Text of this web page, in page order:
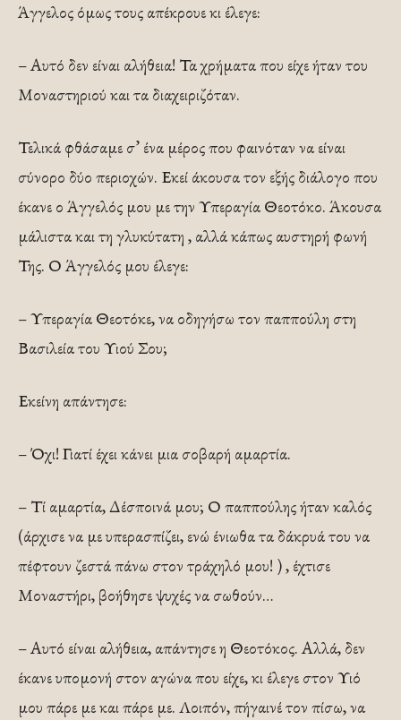
Άγγελος όμως τους απέκρουε κι έλεγε:
– Αυτό δεν είναι αλήθεια! Τα χρήματα που είχε ήταν του
Μοναστηριού και τα διαχειριζόταν.
Τελικά φθάσαμε σ’ ένα μέρος που φαινόταν να είναι
σύνορο δύο περιοχών. Εκεί άκουσα τον εξής διάλογο που
έκανε ο Άγγελός μου με την Υπεραγία Θεοτόκο. Άκουσα
μάλιστα και τη γλυκύτατη , αλλά κάπως αυστηρή φωνή
Της. Ο Άγγελός μου έλεγε:
– Υπεραγία Θεοτόκε, να οδηγήσω τον παππούλη στη
Βασιλεία του Υιού Σου;
Εκείνη απάντησε:
– Όχι! Γιατί έχει κάνει μια σοβαρή αμαρτία.
– Τί αμαρτία, Δέσποινά μου; Ο παππούλης ήταν καλός
(άρχισε να με υπερασπίζει, ενώ ένιωθα τα δάκρυά του να
πέφτουν ζεστά πάνω στον τράχηλό μου! ) , έχτισε
Μοναστήρι, βοήθησε ψυχές να σωθούν…
– Αυτό είναι αλήθεια, απάντησε η Θεοτόκος. Αλλά, δεν
έκανε υπομονή στον αγώνα που είχε, κι έλεγε στον Υιό
μου πάρε με και πάρε με. Λοιπόν, πήγαινέ τον πίσω, να